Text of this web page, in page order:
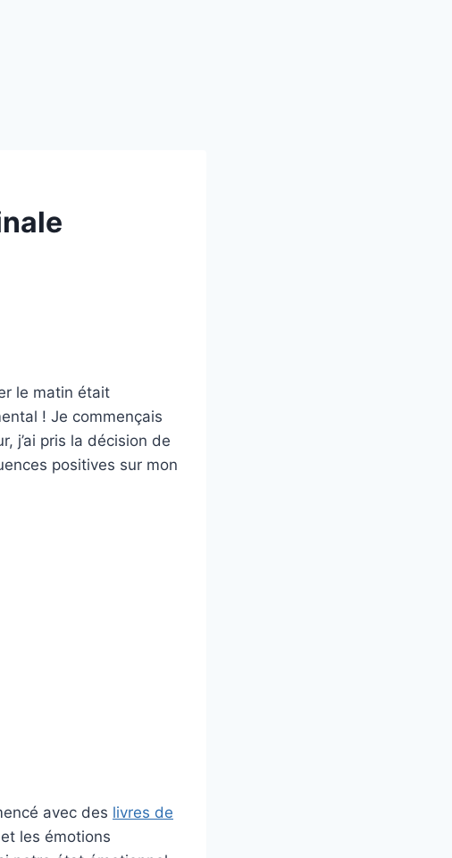
le matin était
! Je commençais
j’ai pris la décision de
positives sur mon
avec des livres de
les émotions